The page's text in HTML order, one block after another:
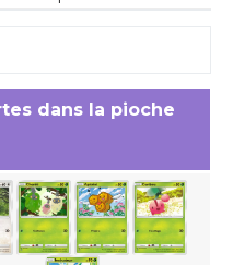
dans la pioche